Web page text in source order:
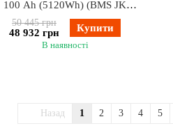
100 Ah (5120Wh) (BMS JK
100A/50А) W RS485/CAN WH
50 445 грн
48 932 грн Купити
В наявності
Назад 1 2 3 4 5